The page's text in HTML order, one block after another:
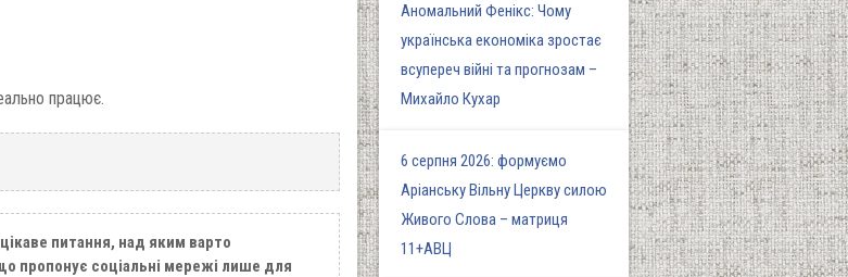
працює.
питання, над яким варто
пропонує соціальні мережі лише для
Аномальний Фенікс: Чому
українська економіка зростає
всупереч війні та прогнозам –
Михайло Кухар
6 серпня 2026: формуємо
Аріанську Вільну Церкву силою
Живого Слова – матриця
11+АВЦ